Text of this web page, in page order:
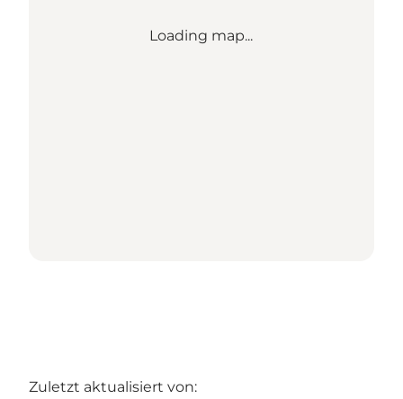
Loading map...
Zuletzt aktualisiert von: